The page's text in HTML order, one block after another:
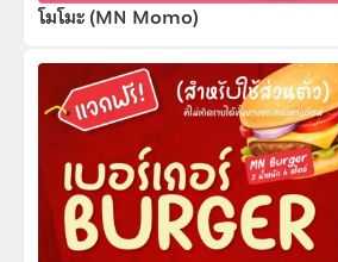
โมโมะ (MN Momo)